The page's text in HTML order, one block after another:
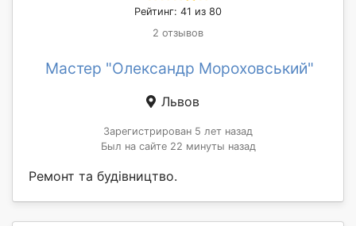
Рейтинг: 41 из 80
2 отзывов
Мастер "Олександр Мороховський"
Львов
Зарегистрирован 5 лет назад
Был на сайте 22 минуты назад
Ремонт та будівництво.